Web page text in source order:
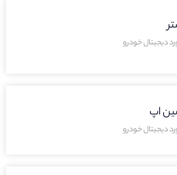
دیجیتال خودرو
اپ
دیجیتال خودرو